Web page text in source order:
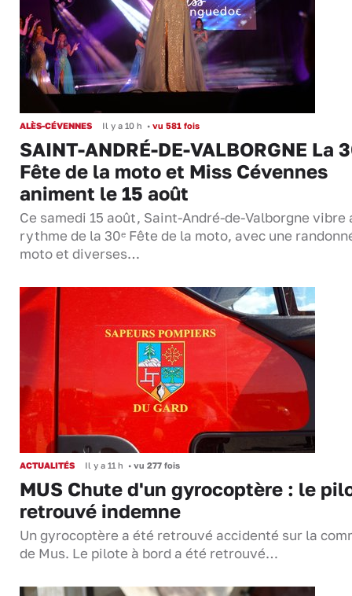
ALÈS-CÉVENNES Il y a 10 h • vu 581 fois
SAINT-ANDRÉ-DE-VALBORGNE La
Fête de la moto et Miss Cévennes
animent le 15 août
Ce samedi 15 août, Saint-André-de-Valborgne vibre
rythme de la 30ᵉ Fête de la moto, avec une
moto et diverses…
ACTUALITÉS Il y a 11 h • vu 277 fois
MUS Chute d'un gyrocoptère : le
retrouvé indemne
Un gyrocoptère a été retrouvé accidenté sur la
de Mus. Le pilote à bord a été retrouvé…